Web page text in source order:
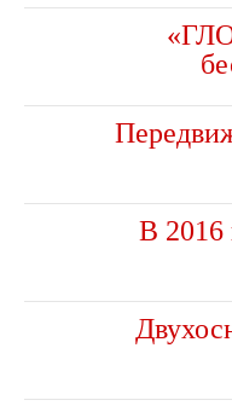
В 2016